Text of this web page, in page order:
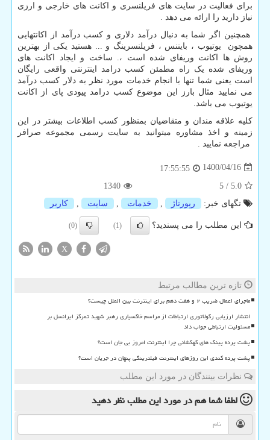
برای فعالیت در سایت های فریلنسری و اکانت های خارجی و ارزی
نیاز دارید را ارائه می دهد .
همچنین اگر شما به دنبال درآمد دلاری و کسب درآمد از اکانتهایی
همچون یوتیوب ، بایننس ، فریلنسرینگ و ... هستید یکی از بهترین
روش ها اکانت وریفای شده است ،. ساخت و ایجاد اکانت های
وریفای شده یک راه مطمئن کسب درامد اینترنتی واقعی رایگان
است یعنی شما تنها با انجام خدمات مورد نظر به دلار کسب درآمد
می نمایید مثال بارز این موضوع کسب درامد پیودی پای از اکانت
یوتیوب می باشد.
کلیه علاقه مندان و متقاضیان بمنظور کسب اطلاعات بیشتر در این
زمینه و اخذ مشاوره میتوانید به سایت رسمی مجموعه صرافر
مراجعه نمایید .
1400/04/16
17:55:55
5.0
/
5
1340
تگهای خبر:
رپورتاژ خدمات سایت كاربر
این مطلب را می پسندید؟ (1)
(0)
X
تازه ترین مطالب مرتبط
ماجرای اعمال ضریب ۲ و هفت دهم برای اینترنت بین الملل چیست؟
انتشار ارزیابی رگولاتوری ارتباطات از مراسم خاکسپاری رهبر شهید تمرکز ایرانسل بر
مسئولیت ارتباطی جواب داد
پشت پرده پینگ های کهکشانی چرا اینترنت امروز بی جان است؟
پشت پرده کندی این روزهای اینترنت فیلترینگی پنهان در جریان است؟
نظرات بینندگان در مورد این مطلب
لطفا شما همدر مورد این مطلبنظر دهید